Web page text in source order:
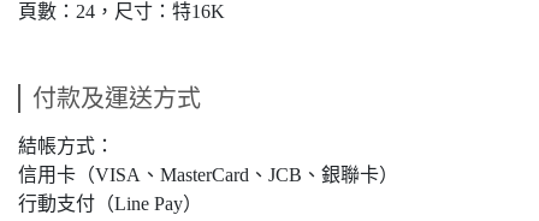
頁數：24，尺寸：特16K
付款及運送方式
結帳方式：
信用卡（VISA、MasterCard、JCB、銀聯卡）
行動支付（Line Pay）